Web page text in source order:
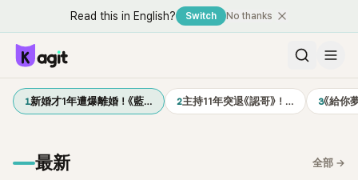
Read this in English? Switch No thanks
1新婚才1年遭爆離婚！《藍… 2主持11年突退《認哥》！… 3《給你
最新 全部 →